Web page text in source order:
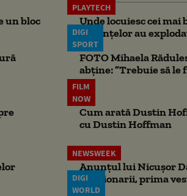
un bloc
PLAYTECH
Unde locuiesc cei
locuințelor au
DIGI
SPORT
FOTO Mihaela
abține: ”Trebuie să le
FILM
NOW
Cum arată Dustin
cu Dustin Hoffman
NEWSWEEK
Anunțul lui Nicușor
Pensionarii, prima
DIGI
WORLD